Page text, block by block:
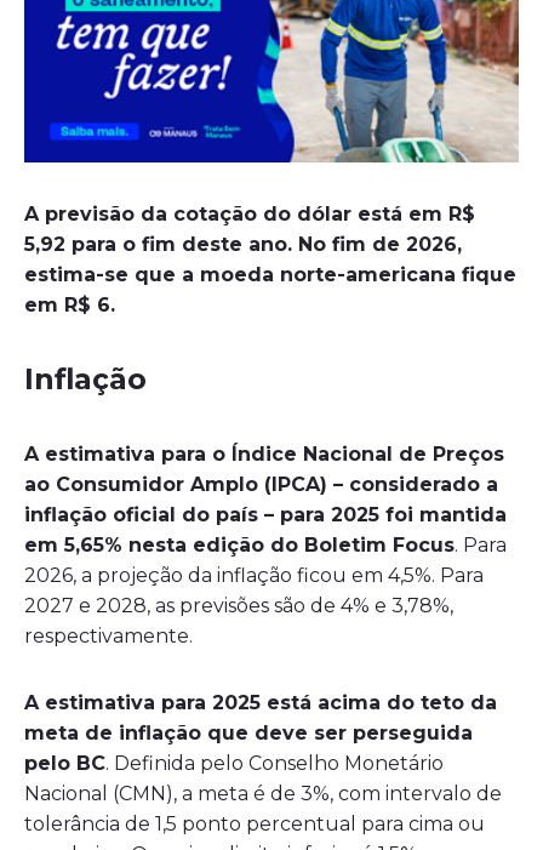
A previsão da cotação do dólar está em R$
5,92 para o fim deste ano. No fim de 2026,
estima-se que a moeda norte-americana fique
em R$ 6.
Inflação
A estimativa para o Índice Nacional de Preços
ao Consumidor Amplo (IPCA) – considerado a
inflação oficial do país – para 2025 foi mantida
em 5,65% nesta edição do Boletim Focus. Para
2026, a projeção da inflação ficou em 4,5%. Para
2027 e 2028, as previsões são de 4% e 3,78%,
respectivamente.
A estimativa para 2025 está acima do teto da
meta de inflação que deve ser perseguida
pelo BC. Definida pelo Conselho Monetário
Nacional (CMN), a meta é de 3%, com intervalo de
tolerância de 1,5 ponto percentual para cima ou